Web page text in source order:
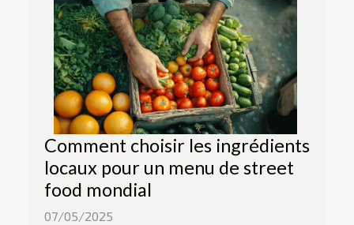
Comment choisir les ingrédients
locaux pour un menu de street
food mondial
07/05/2025